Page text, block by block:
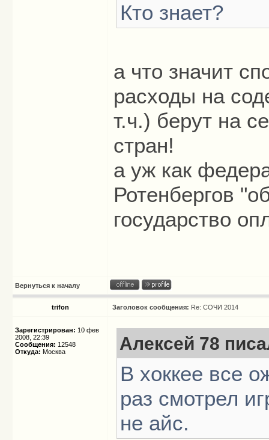
Кто знает?
а что значит
расходы на
т.ч.) берут на
стран!
а уж как
Ротенбергов
государство
Вернуться к началу
trifon Заголовок сообщения: Re: СОЧИ 2014
Зарегистрирован: 10 фев
2008, 22:39
Сообщения: 12548
Откуда: Москва Алексей 78
В хоккее все
раз смотрел
не айс.